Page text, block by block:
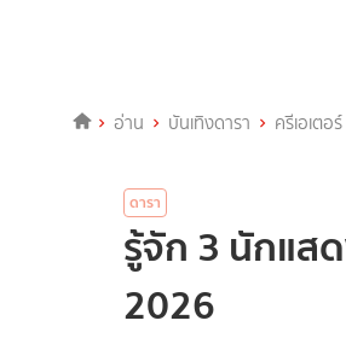
อ่าน บันเทิงดารา ครีเอเตอ
ดารา
รู้จัก 3 นักแส
2026